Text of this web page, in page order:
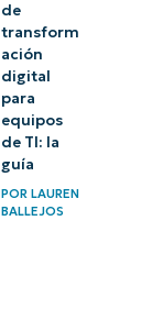
de
transform
ación
digital
para
equipos
de TI: la
guía
PORLAUREN
BALLEJOS